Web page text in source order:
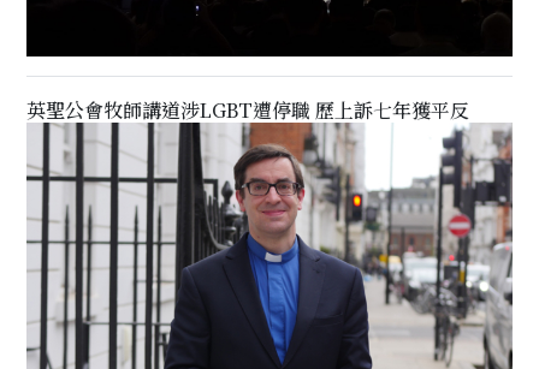
英聖公會牧師講道涉LGBT遭停職 歷上訴七年獲平反